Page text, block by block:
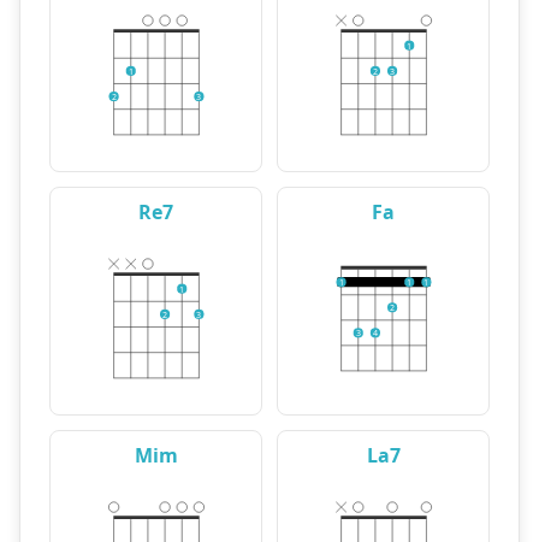
2
1
3
2 3
1
Re7
2
1
3
Fa
1
3 4
2
1 1
Mim La7